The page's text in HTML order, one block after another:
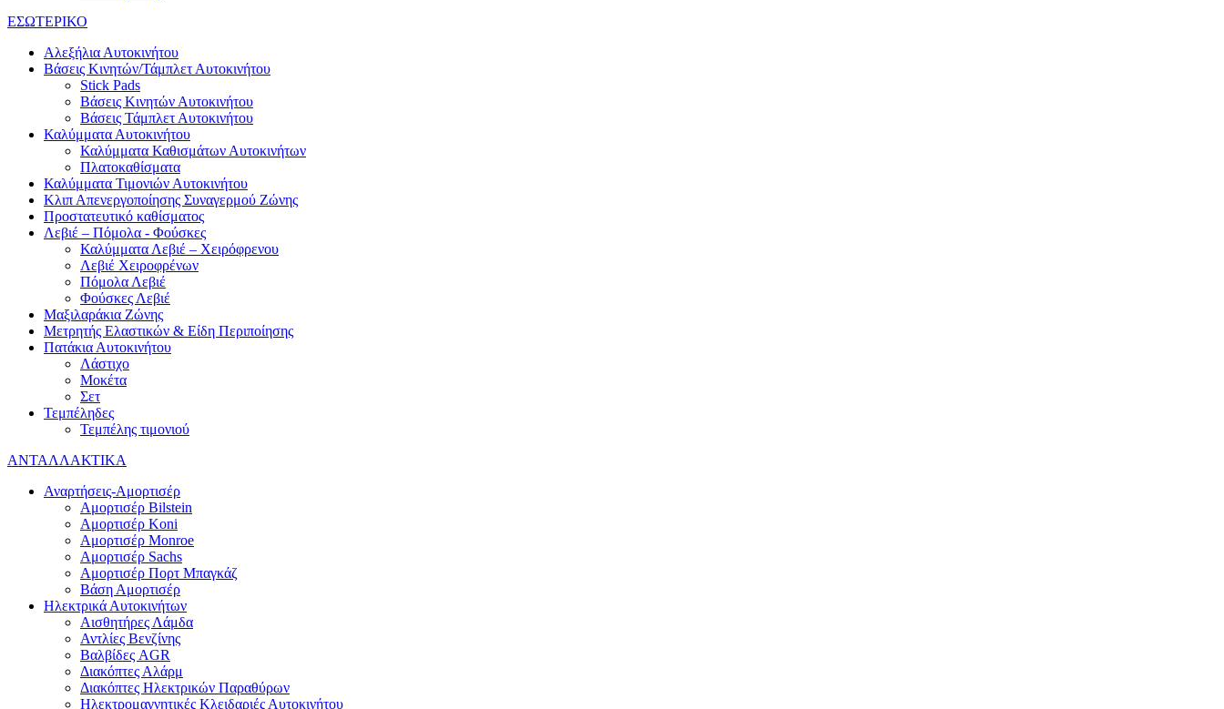
ΕΣΩΤΕΡΙΚΟ
Αλεξήλια Αυτοκινήτου
Βάσεις Κινητών/Τάμπλετ Αυτοκινήτου
Stick Pads
Βάσεις Κινητών Αυτοκινήτου
Βάσεις Τάμπλετ Αυτοκινήτου
Καλύμματα Αυτοκινήτου
Καλύμματα Καθισμάτων Αυτοκινήτων
Πλατοκαθίσματα
Καλύμματα Τιμονιών Αυτοκινήτου
Κλιπ Απενεργοποίησης Συναγερμού Ζώνης
Προστατευτικό καθίσματος
Λεβιέ – Πόμολα - Φούσκες
Καλύμματα Λεβιέ – Χειρόφρενου
Λεβιέ Χειροφρένων
Πόμολα Λεβιέ
Φούσκες Λεβιέ
Μαξιλαράκια Ζώνης
Μετρητής Ελαστικών & Είδη Περιποίησης
Πατάκια Αυτοκινήτου
Λάστιχο
Μοκέτα
Σετ
Τεμπέληδες
Τεμπέλης τιμονιού
ΑΝΤΑΛΛΑΚΤΙΚΑ
Αναρτήσεις-Αμορτισέρ
Αμορτισέρ Bilstein
Αμορτισέρ Koni
Αμορτισέρ Monroe
Αμορτισέρ Sachs
Αμορτισέρ Πορτ Μπαγκάζ
Βάση Αμορτισέρ
Ηλεκτρικά Αυτοκινήτων
Αισθητήρες Λάμδα
Αντλίες Βενζίνης
Βαλβίδες AGR
Διακόπτες Αλάρμ
Διακόπτες Ηλεκτρικών Παραθύρων
Ηλεκτρομαγνητικές Κλειδαριές Αυτοκινήτου